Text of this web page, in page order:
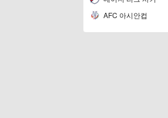
AFC 아시안컵